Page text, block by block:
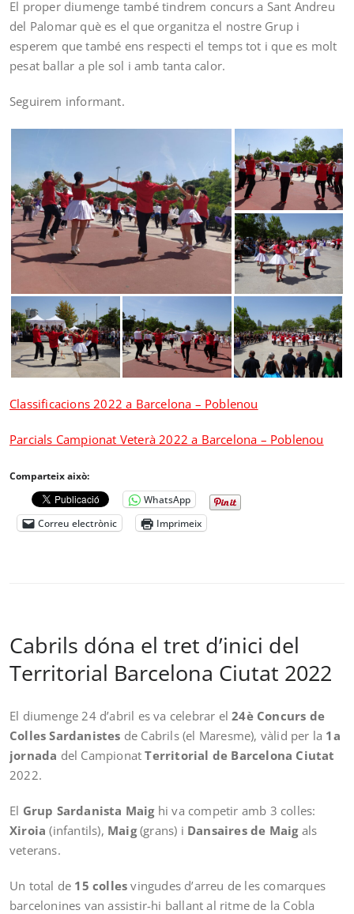
El proper diumenge també tindrem concurs a Sant Andreu
del Palomar què es el que organitza el nostre Grup i
esperem que també ens respecti el temps tot i que es molt
pesat ballar a ple sol i amb tanta calor.
Seguirem informant.
Classificacions 2022 a Barcelona – Poblenou
Parcials Campionat Veterà 2022 a Barcelona – Poblenou
Comparteix això:
WhatsApp
Correu electrònic
Imprimeix
Cabrils dóna el tret d’inici del
Territorial Barcelona Ciutat 2022
El diumenge 24 d’abril es va celebrar el24è Concurs de
Colles Sardanistes de Cabrils (el Maresme), vàlid per la 1a
jornada del CampionatTerritorial de Barcelona Ciutat
2022.
El Grup Sardanista Maighi va competir amb 3 colles:
Xiroia (infantils), Maig(grans) i Dansaires de Maigals
veterans.
Un total de 15 colles vingudes d’arreu de les comarques
barcelonines van assistir-hi ballant al ritme de la Cobla